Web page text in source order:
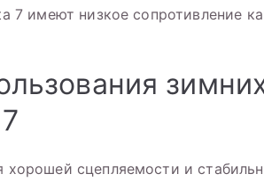
7 имеют низкое сопротивление
хорошей сцепляемости и